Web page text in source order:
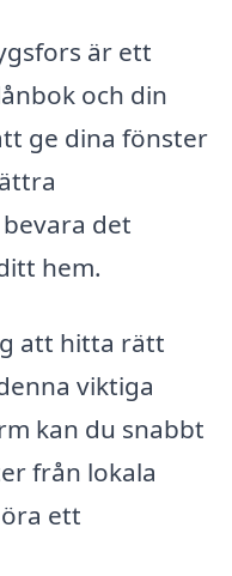
är ett
och din
ge dina fönster
det
hem.
att hitta rätt
viktiga
kan du snabbt
från lokala
ett